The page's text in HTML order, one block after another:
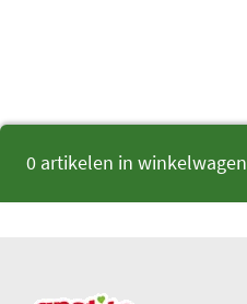
0 artikelen in winkelwagen